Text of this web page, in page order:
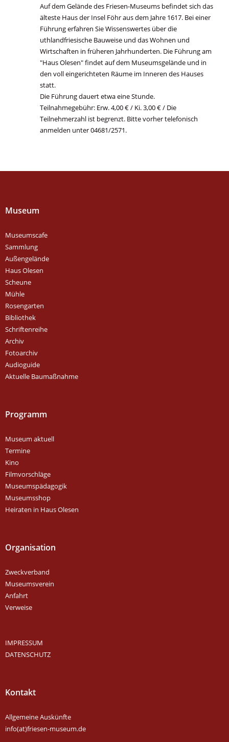
Auf dem Gelände des Friesen-Museums befindet sich das
älteste Haus der Insel Föhr aus dem Jahre 1617. Bei einer
Führung erfahren Sie Wissenswertes über die
uthlandfriesische Bauweise und das Wohnen und
Wirtschaften in früheren Jahrhunderten. Die Führung am
"Haus Olesen" findet auf dem Museumsgelände und in
den voll eingerichteten Räume im Inneren des Hauses
statt.
Die Führung dauert etwa eine Stunde.
Teilnahmegebühr: Erw. 4,00 € / Ki. 3,00 € / Die
Teilnehmerzahl ist begrenzt. Bitte vorher telefonisch
anmelden unter 04681/2571.
Museum
Museumscafe
Sammlung
Außengelände
Haus Olesen
Scheune
Mühle
Rosengarten
Bibliothek
Schriftenreihe
Archiv
Fotoarchiv
Audioguide
Aktuelle Baumaßnahme
Programm
Museum aktuell
Termine
Kino
Filmvorschläge
Museumspädagogik
Museumsshop
Heiraten in Haus Olesen
Organisation
Zweckverband
Museumsverein
Anfahrt
Verweise
IMPRESSUM
DATENSCHUTZ
Kontakt
Allgemeine Auskünfte
info(at)friesen-museum.de